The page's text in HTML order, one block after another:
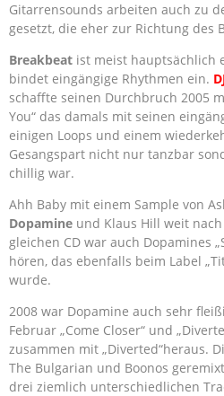
Gitarrensounds arbeiten auch zu
gesetzt, die eher zur Richtung des
Breakbeat ist meist hauptsächlich
bindet eingängige Rhythmen ein.
schaffte seinen Durchbruch 2005
You“ das damals mit seinen
einigen Loops und einem
Gesangspart nicht nur tanzbar
chillig war.
Ahh Baby mit einem Sample von
Dopamine und Klaus Hill weit
gleichen CD war auch Dopamines
hören, das ebenfalls beim Label
wurde.
2008 war Dopamine auch sehr
Februar „Come Closer“ und
zusammen mit „Diverted“heraus.
The Bulgarian und Boonos
drei ziemlich unterschiedlichen